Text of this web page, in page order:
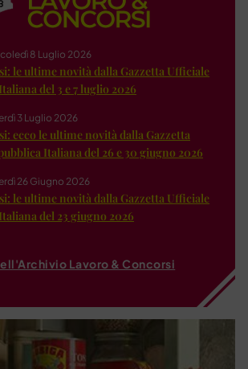
8 Luglio 2026
le ultime novità dalla Gazzetta Ufficiale
del 3 e 7 luglio 2026
3 Luglio 2026
ecco le ultime novità dalla Gazzetta
Italiana del 26 e 30 giugno 2026
26 Giugno 2026
le ultime novità dalla Gazzetta Ufficiale
del 23 giugno 2026
Lavoro & Concorsi